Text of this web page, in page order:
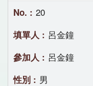
20
呂金鐘
呂金鐘
男